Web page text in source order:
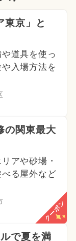
東京」と
道具を使っ
入場方法を
の関東最大
アや砂場・
る屋外など
クーポン
で夏を満